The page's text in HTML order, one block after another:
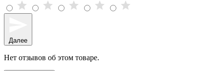
Далее
Нет отзывов об этом товаре.